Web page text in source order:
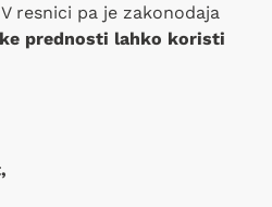
resnici pa je zakonodaja
prednosti lahko koristi